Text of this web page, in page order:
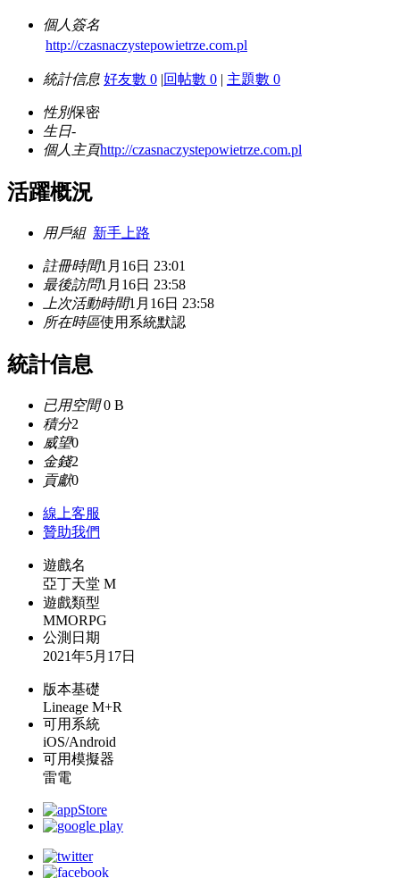
個人簽名
http://czasnaczystepowietrze.com.pl
統計信息 好友數 0 |回帖數 0 | 主題數 0
性別保密
生日-
個人主頁http://czasnaczystepowietrze.com.pl
活躍概況
用戶組 新手上路
註冊時間1月16日 23:01
最後訪問1月16日 23:58
上次活動時間1月16日 23:58
所在時區使用系統默認
統計信息
已用空間0 B
積分2
威望0
金錢2
貢獻0
線上客服
贊助我們
遊戲名
亞丁天堂 M
遊戲類型
MMORPG
公測日期
2021年5月17日
版本基礎
Lineage M+R
可用系統
iOS/Android
可用模擬器
雷電